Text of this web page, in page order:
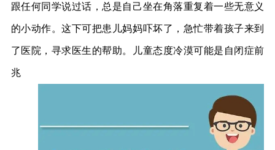
跟任何同学说过话，总是自己坐在角落重复着一些无意义
的小动作。这下可把患儿妈妈吓坏了，急忙带着孩子来到
了医院，寻求医生的帮助。儿童态度冷漠可能是自闭症前
兆